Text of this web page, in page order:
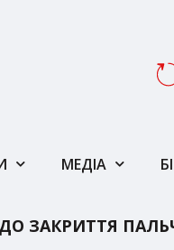
МЕДІА